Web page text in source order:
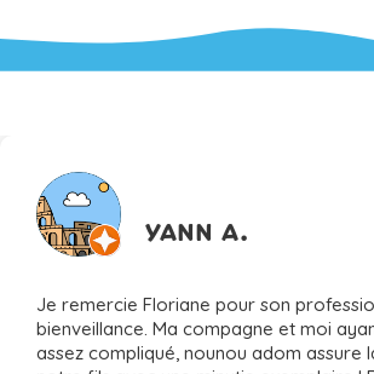
YANN A.
Je remercie Floriane pour son
bienveillance. Ma compagne et moi
assez compliqué, nounou adom assure